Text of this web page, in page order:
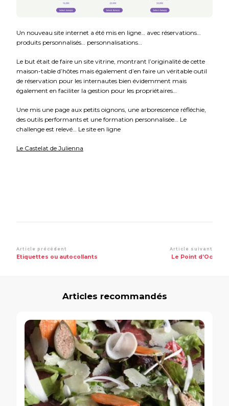
Un nouveau site internet a été mis en ligne… avec réservations…
produits personnalisés… personnalisations…
Le but était de faire un site vitrine, montrant l’originalité de cette
maison-table d’hôtes mais également d’en faire un véritable outil
de réservation pour les internautes bien évidemment mais
également en faciliter la gestion pour les propriétaires…
Une mis une page aux petits oignons, une arborescence réfléchie,
des outils performants et une formation personnalisée… Le
challenge est relevé… Le site en ligne
Le Castelat de Julienna
Navigation
d’article
Article précédent
Etiquettes ou autocollants
Article suivant
Le Point d’Oc
Articles recommandés